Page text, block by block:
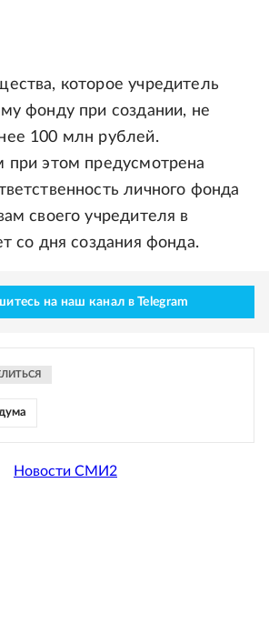
которое учредитель
фонду при создании, не
100 млн рублей.
при этом предусмотрена
личного фонда
своего учредителя в
со дня создания фонда.
на наш канал в Telegram
Новости СМИ2